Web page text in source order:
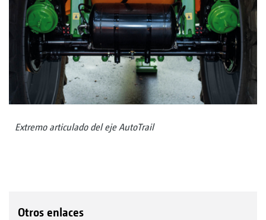
Extremo articulado del eje AutoTrail
Otros enlaces